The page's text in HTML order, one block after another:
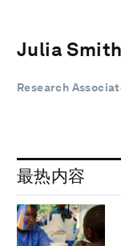
Julia Smith
Research
最热内容